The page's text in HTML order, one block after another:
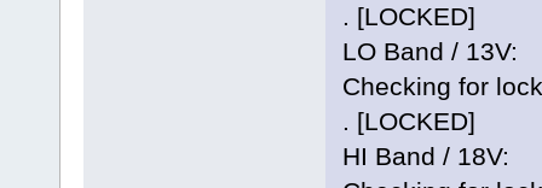
. [LOCKED]
LO Band / 13V:
Checking for
. [LOCKED]
HI Band / 18V: